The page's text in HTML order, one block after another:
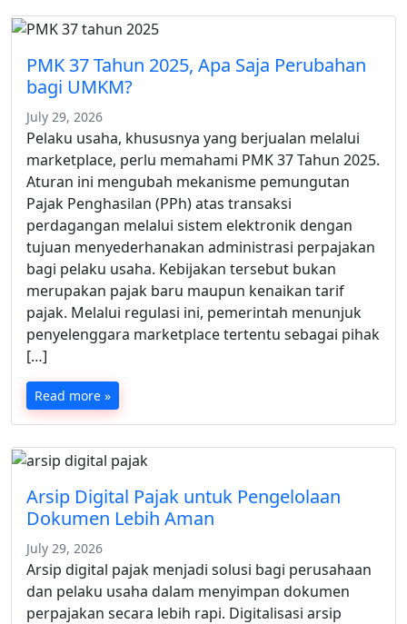
PMK 37 Tahun 2025, Apa Saja Perubahan
bagi UMKM?
July 29, 2026
Pelaku usaha, khususnya yang berjualan melalui
marketplace, perlu memahami PMK 37 Tahun 2025.
Aturan ini mengubah mekanisme pemungutan
Pajak Penghasilan (PPh) atas transaksi
perdagangan melalui sistem elektronik dengan
tujuan menyederhanakan administrasi perpajakan
bagi pelaku usaha. Kebijakan tersebut bukan
merupakan pajak baru maupun kenaikan tarif
pajak. Melalui regulasi ini, pemerintah menunjuk
penyelenggara marketplace tertentu sebagai pihak
[…]
Read more »
Arsip Digital Pajak untuk Pengelolaan
Dokumen Lebih Aman
July 29, 2026
Arsip digital pajak menjadi solusi bagi perusahaan
dan pelaku usaha dalam menyimpan dokumen
perpajakan secara lebih rapi. Digitalisasi arsip